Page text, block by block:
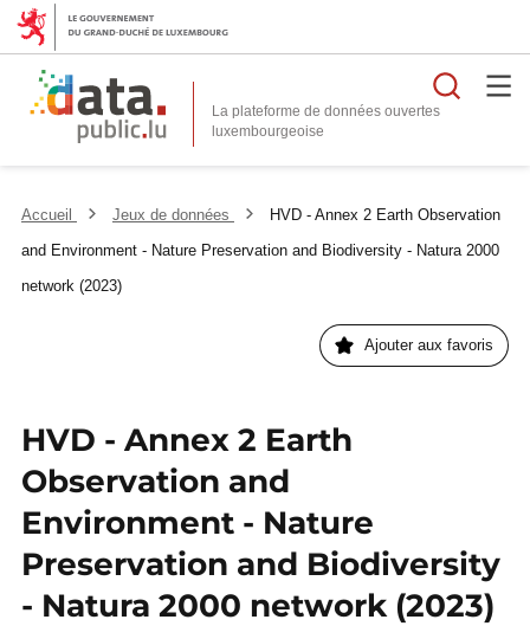
La plateforme de données ouvertes
Accueil Jeux de données
HVD - Annex 2 Earth Observation
and Environment - Nature Preservation and Biodiversity - Natura 2000
network (2023)
Ajouter aux favoris
HVD - Annex 2 Earth
Observation and
Environment - Nature
Preservation and Biodiversity
- Natura 2000 network (2023)